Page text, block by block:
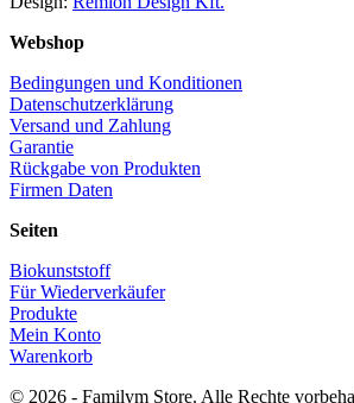
Webshop
Bedingungen und Konditionen
Datenschutzerklärung
Versand und Zahlung
Garantie
Rückgabe von Produkten
Firmen Daten
Seiten
Biokunststoff
Für Wiederverkäufer
Produkte
Mein Konto
Warenkorb
© 2026 - Familym Store. Alle Rechte